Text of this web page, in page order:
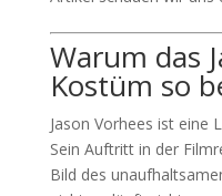
Warum das
Kostüm so
Jason Vorhees ist eine
Sein Auftritt in der
Bild des